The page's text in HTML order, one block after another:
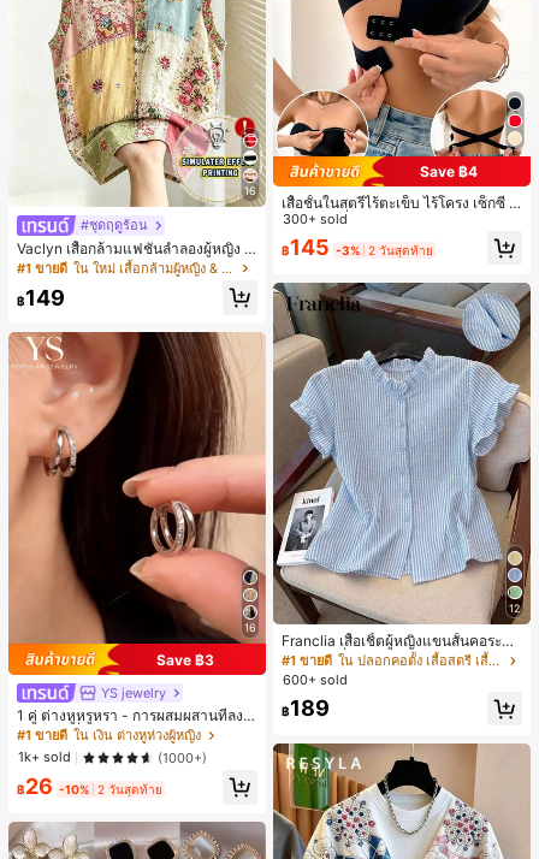
16
#ชุดฤดูร้อน
Vaclyn เสื้อกล้ามแฟชั่นลำลองผู้หญิง ล
ายแพตช์เวิร์ก แขนกุด คอกลม ติดกระดุ
#1 ขายดี ใน ใหม่ เสื้อกล้ามผู้หญิง & Camis
฿149
16
Save ฿3
YS jewelry
1 คู่ ต่างหูหรูหรา - การผสมผสานที่ลงตั
วของแฟชั่นและความซับซ้อน, ดีไซน์ส
องชั้น, เหมาะสำหรับสุภาพสตรีและนักเ
รียน, ต่างหูทองแดงฝังไมโคร
#1 ขายดี ใน เงิน ต่างหูห่วงผู้หญิง
1k+ sold
(1000+)
฿26 -10% 2 วันสุดท้าย
Save ฿4
เสื้อชั้นในสตรีไร้ตะเข็บ ไร้โครง เซ็กซี่ ด้
านข้างไม่ลื่น แผ่นรองถอดได้ ลายไขว้ห
ลัง ไร้สาย สบายตลอดวัน
300+ sold
฿145 -3% 2 วันสุดท้าย
12
Franclia เสื้อเชิ้ตผู้หญิงแขนสั้นคอระบา
ยกระดุมเดี่ยวลายทาง
#1 ขายดี
ใน ปลอกคอตั้ง เสื้อสตรี เสื้อเบลาส์ & Tee
600+ sold
฿189